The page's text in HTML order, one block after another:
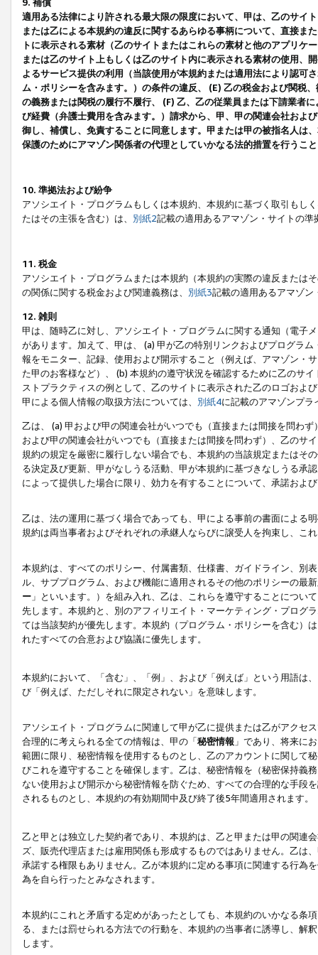
9. 補償
適用ある法律により許される最大限の限度において、甲は、乙のサイ
または乙による本規約の違反に関するあらゆる事柄について、直接ま
トに表示される素材（乙のサイトまたはこれらの素材と他のアプリ
または乙のサイト上もしくは乙のサイト内に表示される素材の使用、
よるサービス提供の利用（当該使用が本規約または適用法により認可
ム・ポリシーを含みます。）の条件の違反、 (E) 乙の税金および関税
の義務または関税の履行不履行、 (F) 乙、乙の従業員または下請業者
び経費（弁護士費用を含みます。）請求から、甲、甲の関連会社およ
御し、補償し、免責することに同意します。甲または甲の被指名人は
保護のためにアマゾン関係者の代理としていかなる法的措置を行うこ
10. 準拠法および紛争
アソシエイト・プログラムもしくは本規約、本規約に基づく取引もし
たはその主張を含む）は、 別紙2記載の適用あるアマゾン・サイトの
11. 税金
アソシエイト・プログラムまたは本規約（本規約の実際の違反または
の関係に関する税金および関連義務は、 別紙3記載の適用あるアマゾン
12. 雑則
甲は、随時乙に対し、アソシエイト・プログラムに関する通知（電子
があります。加えて、甲は、 (a) 甲が乙の特別リンクおよびプログラ
報をモニター、記録、使用および開示すること（例えば、アマゾン・
た甲のお客様など）、 (b) 本規約の遵守状況を確認するために乙のサ
ストプラクティスの例として、乙のサイトに表示された乙のロゴおよ
甲による個人情報の取扱方法については、 別紙4に記載のアマゾンプ
乙は、 (a) 甲および甲の関連会社がいつでも（直接または間接を問わ
および甲の関連会社がいつでも（直接または間接を問わず）、乙のサ
規約の規定を厳密に履行しない場合でも、本規約の当該規定またはそ
る決定及び更新、甲がなしうる活動、甲が本規約に基づきなしうる承
によって提供した場合に限り、効力を有することについて、承諾およ
乙は、法の運用に基づく場合であっても、甲による事前の書面による
規約は両当事者およびそれぞれの承継人ならびに譲受人を拘束し、こ
本規約は、すべてのポリシー、付属書類、仕様書、ガイドライン、別
ル、サブプログラム、および機能に適用されるその他のポリシーの最
ー 」といいます。）を組み入れ、乙は、これらを遵守することにつ
先します。本規約と、別のアフィリエイト・マーケティング・プログ
ては当該契約が優先します。本規約（プログラム・ポリシーを含む）
れたすべての合意および協議に優先します。
本規約において、「含む」、「例」、および「例えば」という用語は
び「例えば、ただしそれに限定されない」を意味します。
アソシエイト・プログラムに関連して甲が乙に提供または乙がアクセ
合理的に考えられる全ての情報は、甲の「秘密情報 」であり、将来に
範囲に限り、秘密情報を使用するものとし、乙のアカウントに関して
びこれを遵守することを確保します。乙は、秘密情報を（秘密保持義
ない使用および開示から秘密情報を防ぐため、すべての合理的な手段
されるものとし、本規約の有効期間中及び終了後5年間適用されます。
乙と甲とは独立した契約者であり、本規約は、乙と甲または甲の関連
ズ、販売代理店または雇用関係も形成するものではありません。乙は
承諾する権限もありません。乙が本規約に定める事項に関連する行為
為を自ら行ったとみなされます。
本規約にこれと矛盾する定めがあったとしても、本規約のいかなる条
る、または罰せられる方法での行動を、本規約の当事者に誘導し、解
します。